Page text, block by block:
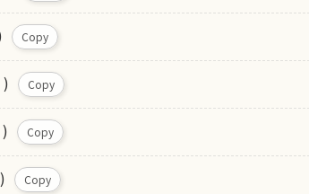
Copy
Copy
Copy
Copy